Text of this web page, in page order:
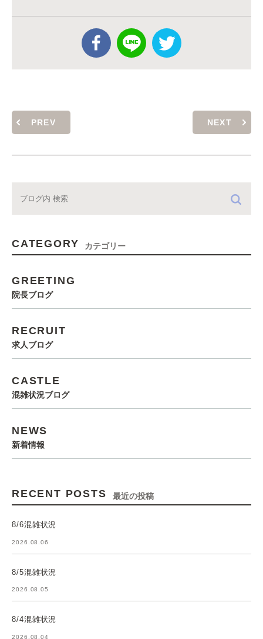
PREV NEXT
CATEGORY カテゴリー
GREETING
院長ブログ
RECRUIT
求人ブログ
CASTLE
混雑状況ブログ
NEWS
新着情報
RECENT POSTS 最近の投稿
8/6混雑状況
2026.08.06
8/5混雑状況
2026.08.05
8/4混雑状況
2026.08.04